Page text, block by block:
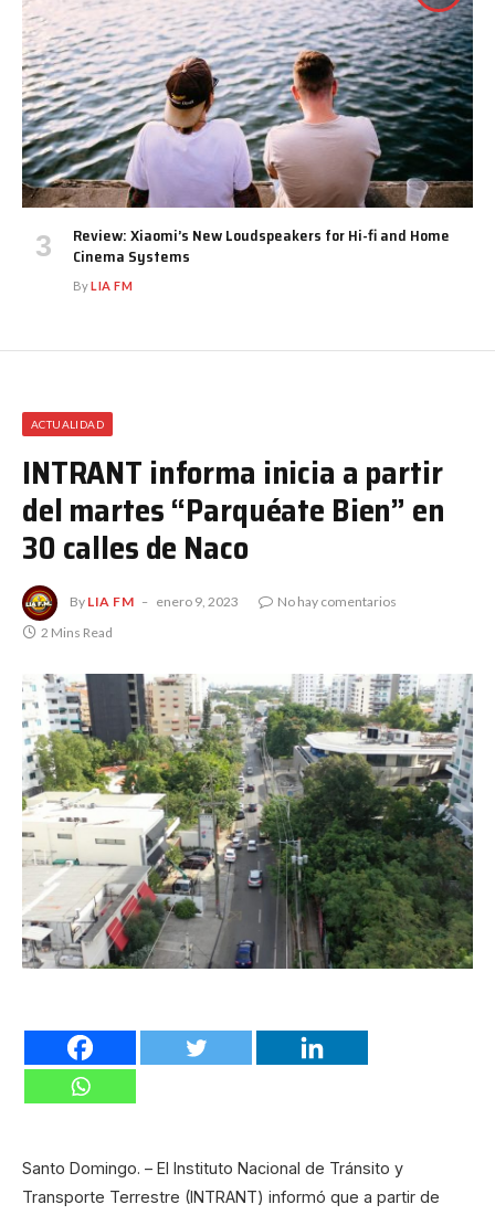
Review: Xiaomi’s New Loudspeakers for Hi-fi and Home
Cinema Systems
ByLIA FM
ACTUALIDAD
INTRANT informa inicia a partir
del martes “Parquéate Bien” en
30 calles de Naco
By LIA FM enero 9, 2023
No hay comentarios
2 Mins Read
Santo Domingo. – El Instituto Nacional de Tránsito y
Transporte Terrestre (INTRANT) informó que a partir de